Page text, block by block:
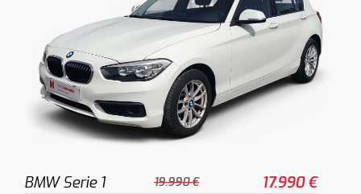
BMW Serie 1 19.990 € 17.990 €